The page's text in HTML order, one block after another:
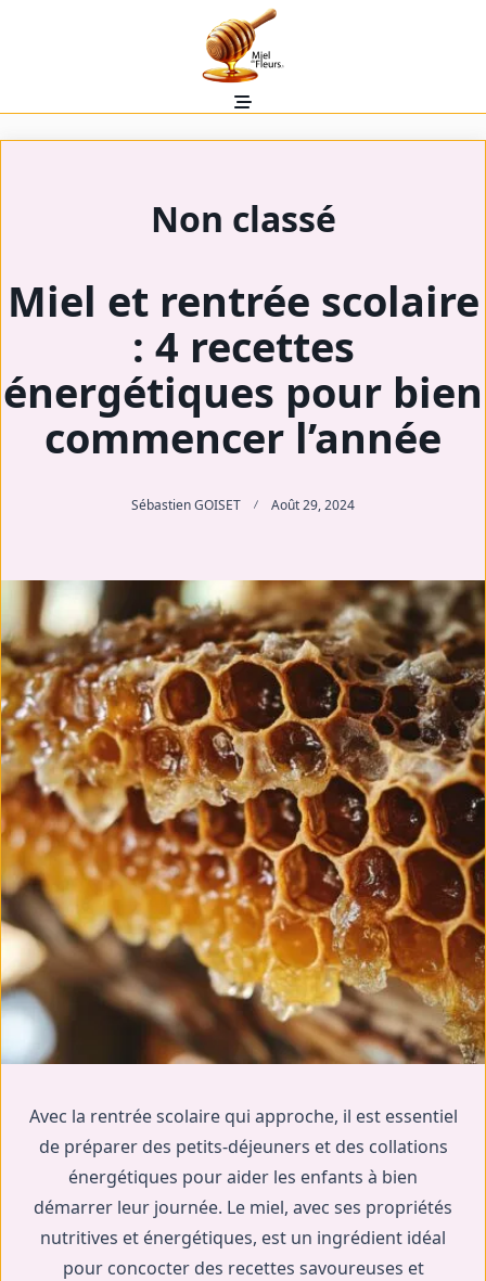
Skip
to
content
Non classé
Miel et rentrée scolaire
: 4 recettes
énergétiques pour bien
commencer l’année
Sébastien GOISET Août 29, 2024
Avec la rentrée scolaire qui approche, il est essentiel
de préparer des petits-déjeuners et des collations
énergétiques pour aider les enfants à bien
démarrer leur journée. Le miel, avec ses propriétés
nutritives et énergétiques, est un ingrédient idéal
pour concocter des recettes savoureuses et